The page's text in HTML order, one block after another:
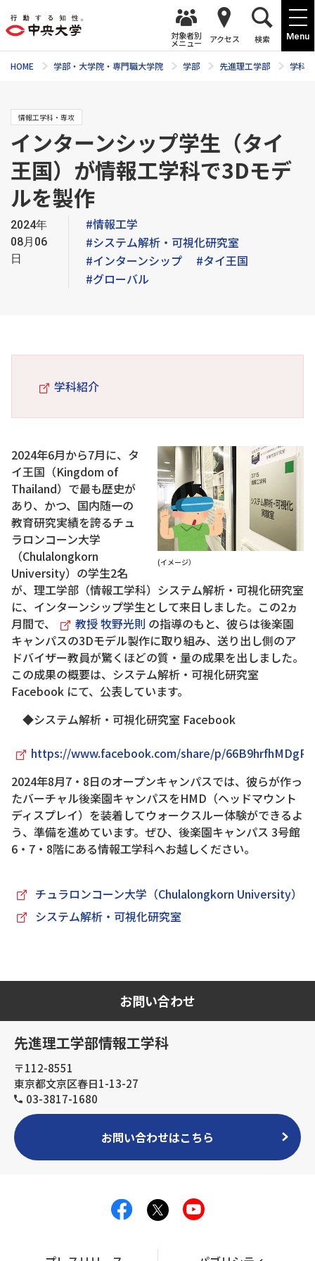
Menu
対象者別
メニュー アクセス 検索
HOME 学部・大学院・専門職大学院 学部 先進理工学部 学科
情報工学科・専攻
インターンシップ学生（タイ
王国）が情報工学科で3Dモデ
ルを製作
2024年
08月06
日
#情報工学
#システム解析・可視化研究室
#インターンシップ
#タイ王国
#グローバル
学科紹介
(イメージ）
2024年6月から7月に、タ
イ王国（Kingdom of
Thailand）で最も歴史が
あり、かつ、国内随一の
教育研究実績を誇るチュ
ラロンコーン大学
（Chulalongkorn
University）の学生2名
が、理工学部（情報工学科）システム解析・可視化研究室
に、インターンシップ学生として来日しました。この2ヵ
月間で、
教授 牧野光則 の指導のもと、彼らは後楽園
キャンパスの3Dモデル製作に取り組み、送り出し側のア
ドバイザー教員が驚くほどの質・量の成果を出しました。
この成果の概要は、システム解析・可視化研究室
Facebook にて、公表しています。
◆システム解析・可視化研究室 Facebook
https://www.facebook.com/share/p/
2024年8月7・8日のオープンキャンパスでは、彼らが作っ
たバーチャル後楽園キャンパスをHMD（ヘッドマウント
ディスプレイ）を装着してウォークスルー体験ができるよ
う、準備を進めています。ぜひ、後楽園キャンパス 3号館
6・7・8階にある情報工学科へお越しください。
チュラロンコーン大学（Chulalongkorn University）
システム解析・可視化研究室
お問い合わせ
先進理工学部情報工学科
〒112-8551
東京都文京区春日1-13-27
03-3817-1680
お問い合わせはこちら